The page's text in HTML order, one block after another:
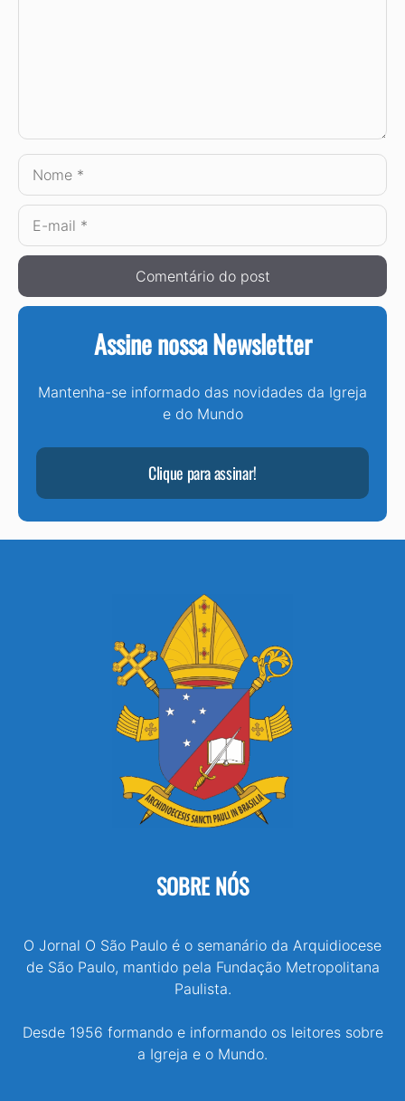
Nome
E-
mail
Assine nossa Newsletter
Mantenha-se informado das novidades da Igreja
e do Mundo
Clique para assinar!
SOBRE NÓS
O Jornal O São Paulo é o semanário da Arquidiocese
de São Paulo, mantido pela Fundação Metropolitana
Paulista.
Desde 1956 formando e informando os leitores sobre
a Igreja e o Mundo.